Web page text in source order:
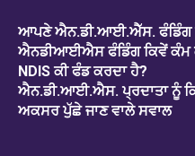
ਆਪਣੇ ਐਨ.ਡੀ.ਆਈ.ਐੱਸ. ਫੰਡਿੰਗ
ਐਨਡੀਆਈਐਸ ਫੰਡਿੰਗ ਕਿਵੇਂ ਕੰਮ
NDIS ਕੀ ਫੰਡ ਕਰਦਾ ਹੈ?
ਐਨ.ਡੀ.ਆਈ.ਐਸ. ਪ੍ਰਦਾਤਾ ਨੂੰ
ਅਕਸਰ ਪੁੱਛੇ ਜਾਣ ਵਾਲੇ ਸਵਾਲ